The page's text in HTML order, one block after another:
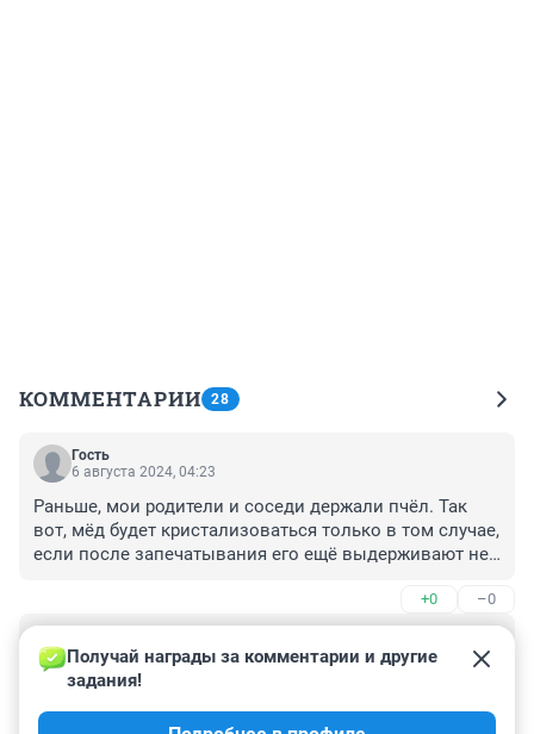
КОММЕНТАРИИ 28
Гость
6 августа 2024, 04:23
Раньше, мои родители и соседи держали пчёл. Так
вот, мёд будет кристализоваться только в том случае,
если после запечатывания его ещё выдерживают не
прошёл процесс ферментации. Только тогда его
качали и это был настоящий мед.
Если его сразу откачать после запечатывания рамок,
это будет еще недозрелый мед- такой никогда не
а настоящий хранится годами и ничего ему не
+0 –0
5 августа 2024, 22:31
В настоящих время мёд подделывают так, что в
лабораториях не могут разобратся. Всё что написано
Получай награды за комментарии и другие
задания!